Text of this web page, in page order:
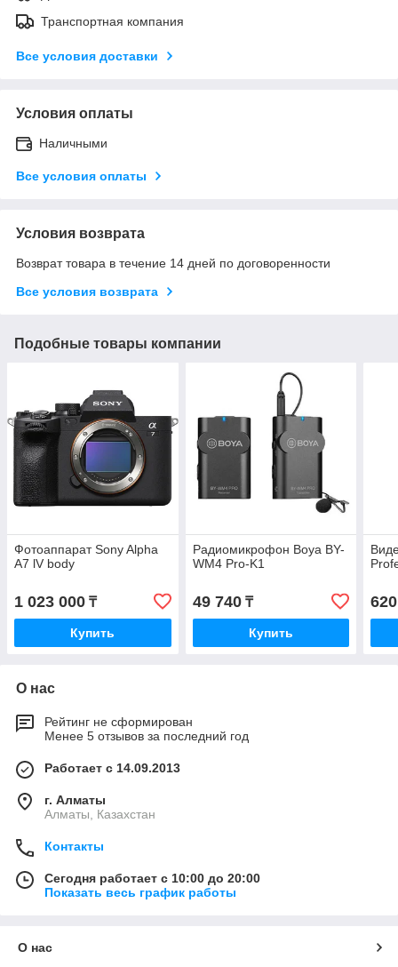
Транспортная компания
Все условия доставки
Условия оплаты
Наличными
Все условия оплаты
Условия возврата
Возврат товара в течение 14 дней по договоренности
Все условия возврата
Подобные товары компании
Фотоаппарат Sony Alpha
A7 lV body
1 023 000 ₸
Купить
Радиомикрофон Boya BY-
WM4 Pro-K1
49 740₸
Купить
О нас
Рейтинг не сформирован
Менее 5 отзывов за последний год
Работает с 14.09.2013
г. Алматы
Алматы, Казахстан
Контакты
Сегодня работает с 10:00 до 20:00
Показать весь график работы
О нас